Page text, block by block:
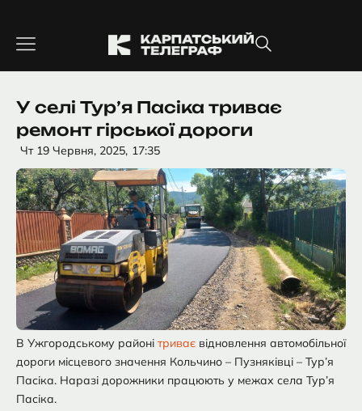
вмісту
У селі Тур’я Пасіка триває
ремонт гірської дороги
Чт 19 Червня, 2025, 17:35
В Ужгородському районі триває відновлення автомобільної
дороги місцевого значення Кольчино – Пузняківці – Тур’я
Пасіка. Наразі дорожники працюють у межах села Тур’я
Пасіка.